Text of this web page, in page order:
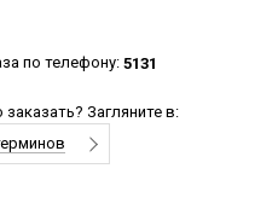
по телефону: 5131
Загляните в: